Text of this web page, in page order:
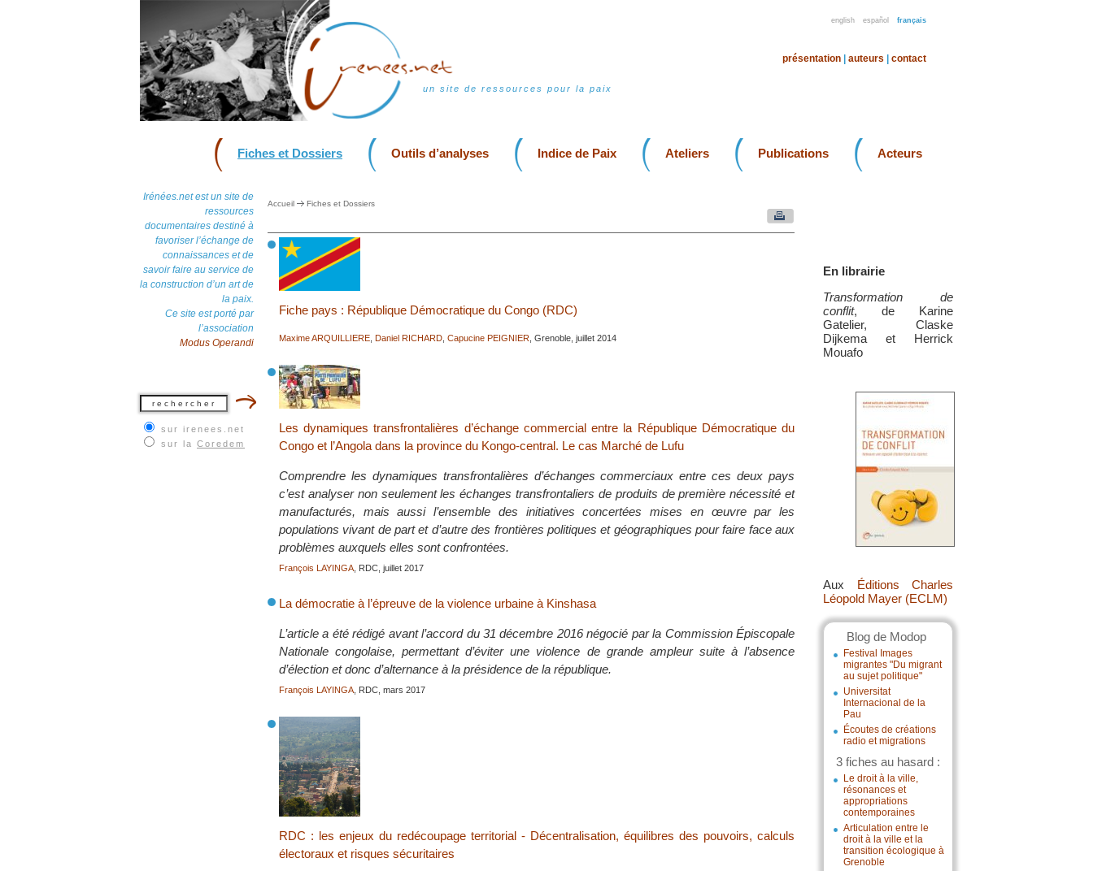
english español français
un site de ressources pour la paix
présentation auteurs contact
Fiches et Dossiers Outils d’analyses Indice de Paix Ateliers Publications Acteurs
Irénées.net est un site de
ressources
documentaires destiné à
favoriser l’échange de
connaissances et de
savoir faire au service de
la construction d’un art de
la paix.
Ce site est porté par
l’association
Modus Operandi
sur irenees.net
sur la Coredem
En librairie
Transformation de
conflit, de Karine
Gatelier, Claske
Dijkema et Herrick
Mouafo
Aux Éditions Charles
Léopold Mayer (ECLM)
Blog de Modop
Festival Images
migrantes "Du migrant
au sujet politique"
Universitat
Internacional de la
Pau
Écoutes de créations
radio et migrations
3 fiches au hasard :
Le droit à la ville,
résonances et
appropriations
contemporaines
Articulation entre le
droit à la ville et la
transition écologique à
Grenoble
Accueil Fiches et Dossiers
Fiche pays : République Démocratique du Congo (RDC)
Maxime ARQUILLIERE Daniel RICHARD Capucine PEIGNIER , Grenoble, juillet 2014
Les dynamiques transfrontalières d’échange commercial entre la République Démocratique du
Congo et l’Angola dans la province du Kongo-central. Le cas Marché de Lufu
Comprendre les dynamiques transfrontalières d’échanges commerciaux entre ces deux pays
c’est analyser non seulement les échanges transfrontaliers de produits de première nécessité et
manufacturés, mais aussi l’ensemble des initiatives concertées mises en œuvre par les
populations vivant de part et d’autre des frontières politiques et géographiques pour faire face aux
problèmes auxquels elles sont confrontées.
François LAYINGA , RDC, juillet 2017
La démocratie à l’épreuve de la violence urbaine à Kinshasa
L’article a été rédigé avant l’accord du 31 décembre 2016 négocié par la Commission Épiscopale
Nationale congolaise, permettant d’éviter une violence de grande ampleur suite à l’absence
d’élection et donc d’alternance à la présidence de la république.
François LAYINGA , RDC, mars 2017
RDC : les enjeux du redécoupage territorial - Décentralisation, équilibres des pouvoirs, calculs
électoraux et risques sécuritaires